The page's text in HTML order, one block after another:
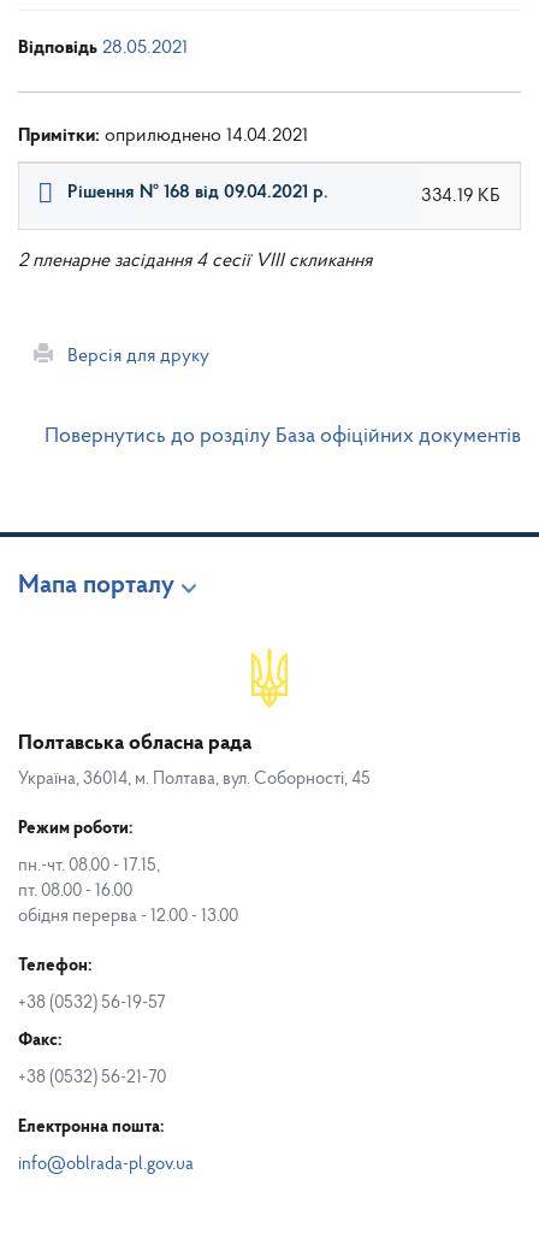
Відповідь 28.05.2021
Примітки: оприлюднено 14.04.2021
Рішення № 168 від 09.04.2021 р. 334.19 КБ
2 пленарне засідання 4 сесії VIII скликання
Версія для друку
Повернутись до розділу База офіційних документів
Мапа порталу
Полтавська обласна рада
Україна, 36014, м. Полтава, вул. Соборності, 45
Режим роботи:
пн.-чт. 08.00 - 17.15,
пт. 08.00 - 16.00
обідня перерва - 12.00 - 13.00
Телефон:
+38 (0532) 56-19-57
Факс:
+38 (0532) 56-21-70
Електронна пошта:
info@oblrada-pl.gov.ua